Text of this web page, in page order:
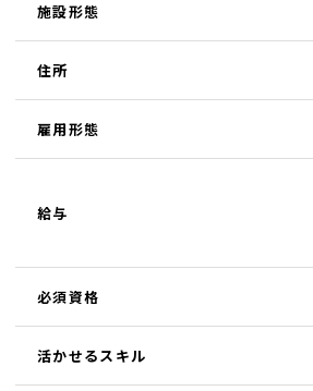
施設形態
住所
雇用形態
給与
必須資格
活かせるスキル